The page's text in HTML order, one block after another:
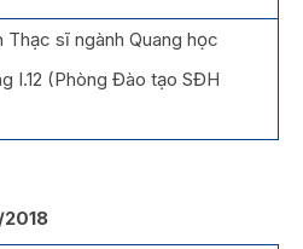
Thạc sĩ ngành Quang học
I.12 (Phòng Đào tạo SĐH